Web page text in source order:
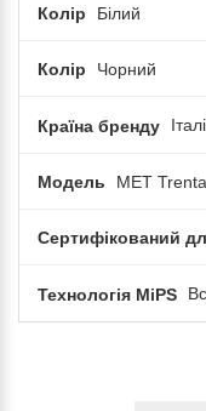
Колір Білий
Колір Чорний
Країна бренду
Модель MET Trenta
Сертифікований
Технологія MiPS